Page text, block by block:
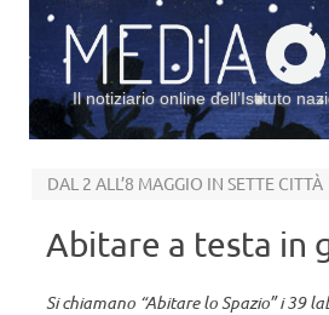
Il notiziario online dell’Istituto
DAL 2 ALL’8 MAGGIO IN SETTE CITTÀ
Abitare a testa in
Si chiamano “Abitare lo Spazio” i 39